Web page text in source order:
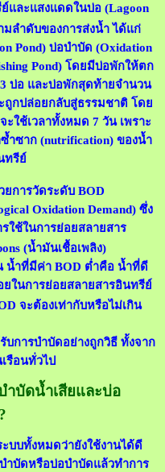
และแสงแดดในบ่อ (Lagoon
ลำดับของการส่งน้ำ ได้แก่
Pond)บ่อบำบัด (Oxidation
Pond)โดยมีบ่อพักให้ตก
บ่อ และบ่อพักสุดท้ายจำนวน
ถูกปล่อยกลับสู่ธรรมชาติ โดย
ใช้เวลาทั้งหมด 7 วัน เพราะ
ำซาก (nutrification)ของน้ำ
ทรีย์
ยการวัดระดับ BOD
Oxidation Demand)ซึ่ง
รใช้ในการย่อยสลายสาร
(น้ำมันเชื้อเพลิง)
น้ำที่มีค่า BOD ต่ำคือ น้ำที่ดี
ในการย่อยสลายสารอินทรีย์
จะต้องเท่ากับหรือไม่เกิน
บการบำบัดอย่างถูกวิธี ทั้งจาก
รือนทั่วไป
ำบัดน้ำเสียและบ่อ
บบทั้งหมดว่ายังใช้งานได้ดี
ำบัดหรือบ่อบำบัดแล้วทำการ